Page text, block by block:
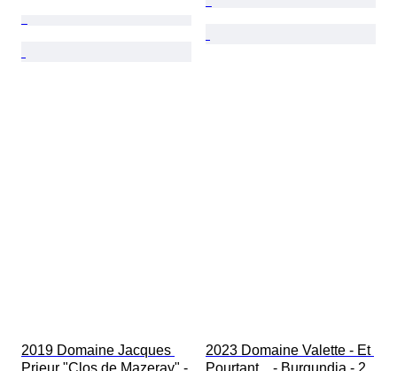
2019 Domaine Jacques
2023 Domaine Valette - Et